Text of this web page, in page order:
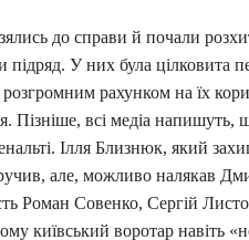
до справи й почали
У них була цілковита
розгромним рахунком на їх
Пізніше, всі медіа напишуть,
Ілля Близнюк, який
але, можливо налякав
Роман Совенко, Сергій
київський воротар навіть